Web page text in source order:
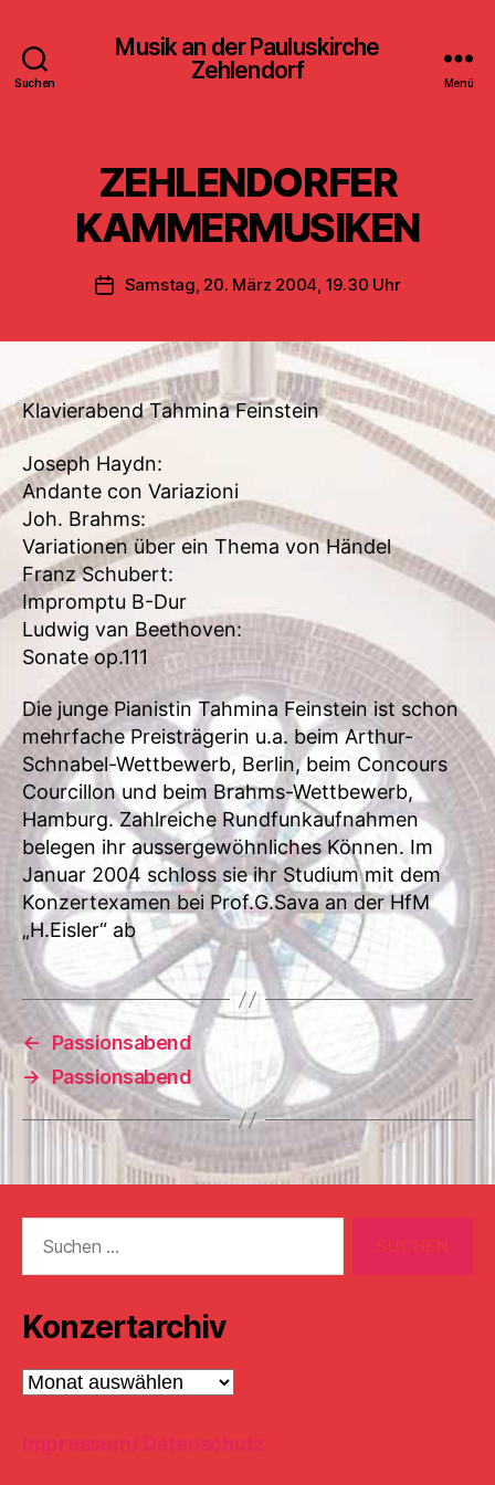
Suchen
Musik an der Pauluskirche
Zehlendorf
Menü
ZEHLENDORFER
KAMMERMUSIKEN
Veröffentlichungsdatum
Samstag, 20. März 2004, 19.30 Uhr
Klavierabend Tahmina Feinstein
Joseph Haydn:
Andante con Variazioni
Joh. Brahms:
Variationen über ein Thema von Händel
Franz Schubert:
Impromptu B-Dur
Ludwig van Beethoven:
Sonate op.111
Die junge Pianistin Tahmina Feinstein ist schon
mehrfache Preisträgerin u.a. beim Arthur-
Schnabel-Wettbewerb, Berlin, beim Concours
Courcillon und beim Brahms-Wettbewerb,
Hamburg. Zahlreiche Rundfunkaufnahmen
belegen ihr aussergewöhnliches Können. Im
Januar 2004 schloss sie ihr Studium mit dem
Konzertexamen bei Prof.G.Sava an der HfM
„H.Eisler“ ab
←
Passionsabend
→ Passionsabend
nach:
Konzertarchiv
Konzertarchiv
Impressum/ Datenschutz